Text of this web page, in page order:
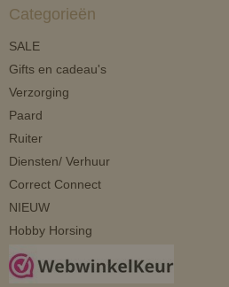
Categorieën
SALE
Gifts en cadeau's
Verzorging
Paard
Ruiter
Diensten/ Verhuur
Correct Connect
NIEUW
Hobby Horsing